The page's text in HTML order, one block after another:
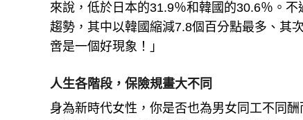
來說，低於日本的31.9％和韓國的30.6％。
趨勢，其中以韓國縮減7.8個百分點最多、其
啻是一個好現象！」
人生各階段，保險規畫大不同
身為新時代女性，你是否也為男女同工不同